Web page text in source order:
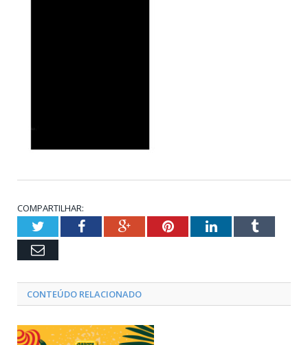
COMPARTILHAR:
TwitterFacebookGoogle+PinterestLinkedInTumblr
Email
CONTEÚDO RELACIONADO